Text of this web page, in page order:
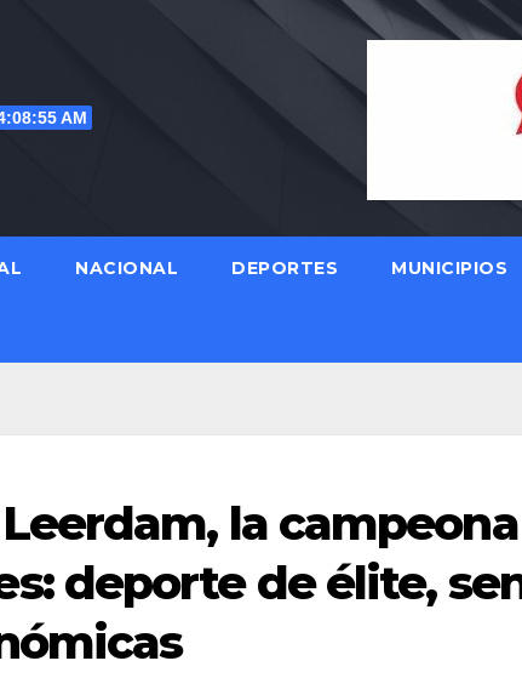
AM
NACIONAL DEPORTES MUNICIPIOS
la
deporte de élite,